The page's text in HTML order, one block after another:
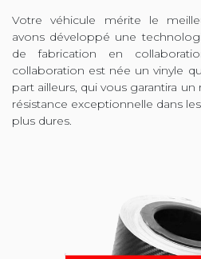
Votre véhicule mérite le
avons développé une
de fabrication en
collaboration est née un vinyle
part ailleurs, qui vous garantira
résistance exceptionnelle dans
plus dures.